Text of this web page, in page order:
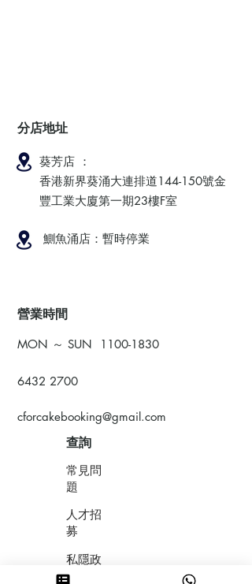
分店地址
葵芳店 ：
香港新界葵涌大連排道144-150號金
豐工業大廈第一期23樓F室
鰂魚涌店：暫時停業
​營業時間
MON ～ SUN 1100-1830
6432 2700
cforcakebooking@gmail.com
查詢
常見問
題
人才招
募
私隱政
策